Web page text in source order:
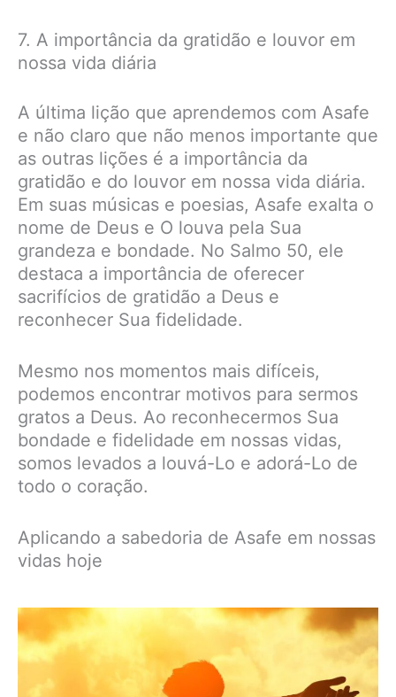
7. A importância da gratidão e louvor em
nossa vida diária
A última lição que aprendemos com Asafe
e não claro que não menos importante que
as outras lições é a importância da
gratidão e do louvor em nossa vida diária.
Em suas músicas e poesias, Asafe exalta o
nome de Deus e O louva pela Sua
grandeza e bondade. No Salmo 50, ele
destaca a importância de oferecer
sacrifícios de gratidão a Deus e
reconhecer Sua fidelidade.
Mesmo nos momentos mais difíceis,
podemos encontrar motivos para sermos
gratos a Deus. Ao reconhecermos Sua
bondade e fidelidade em nossas vidas,
somos levados a louvá-Lo e adorá-Lo de
todo o coração.
Aplicando a sabedoria de Asafe em nossas
vidas hoje